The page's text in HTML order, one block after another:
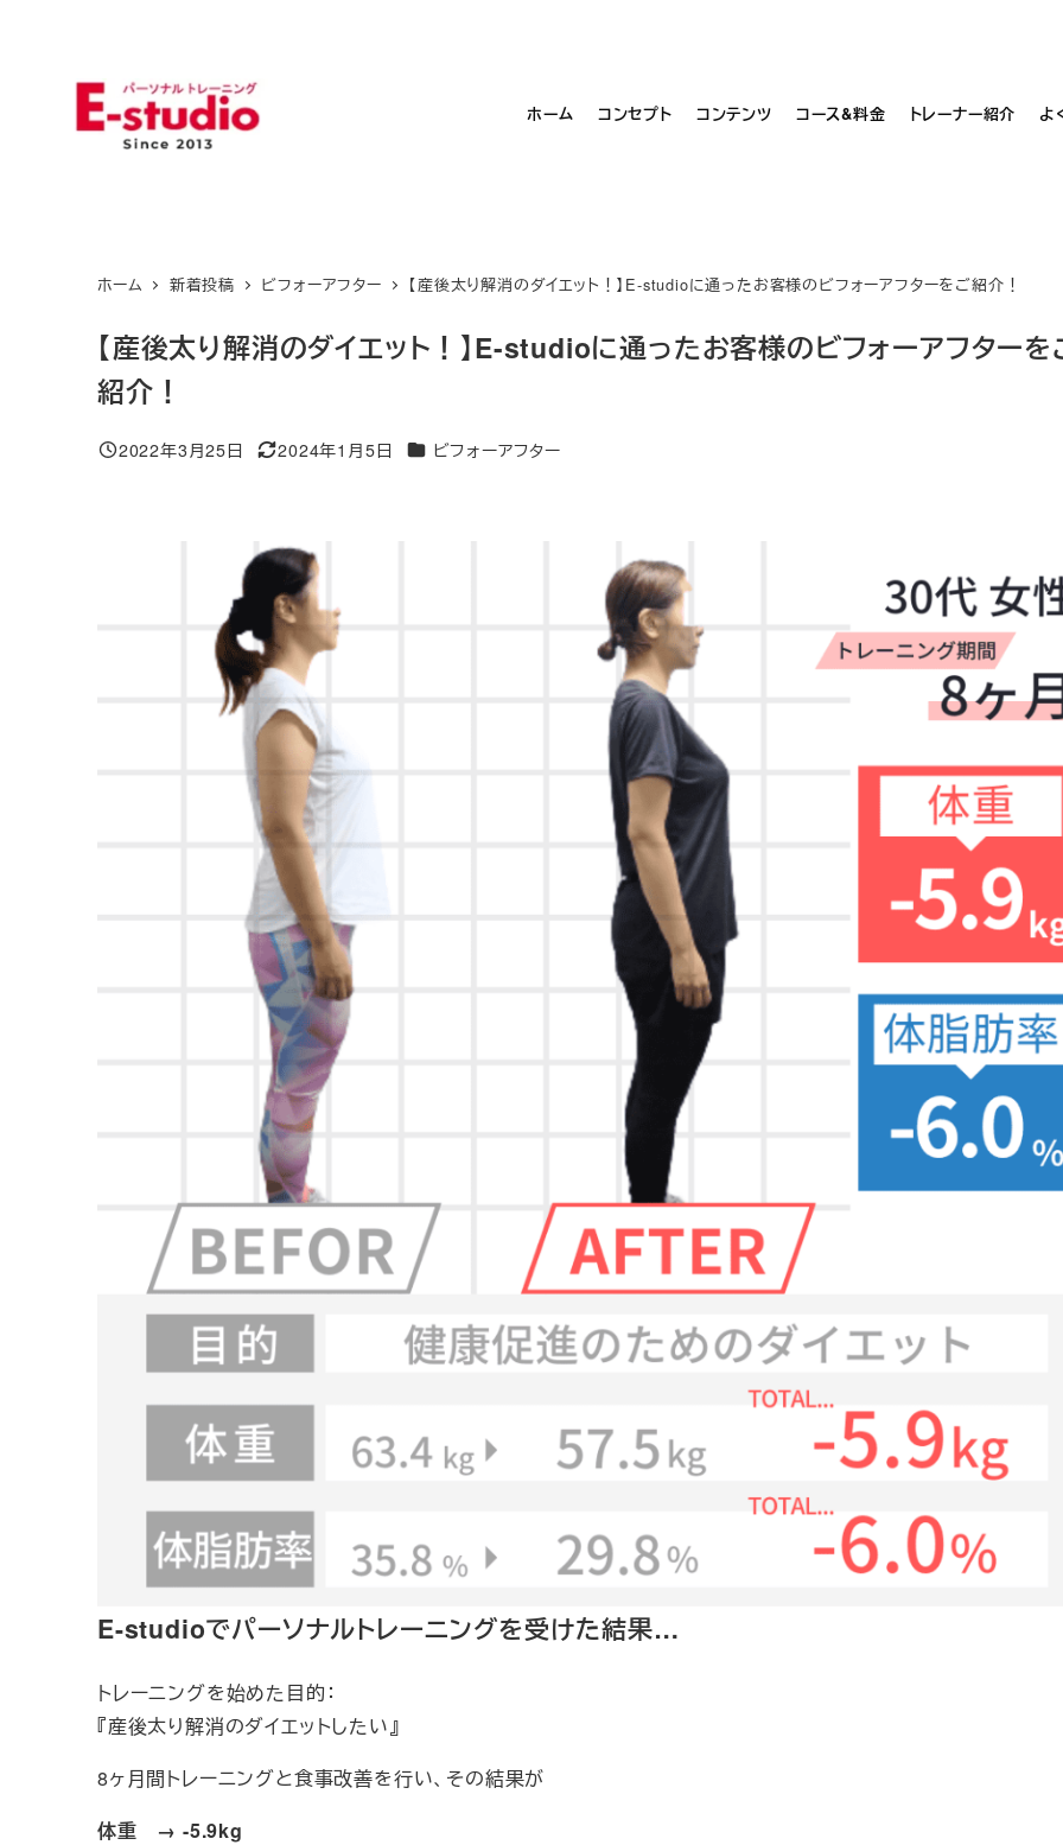
ホーム コンセプト コンテンツ コース&料金 トレーナー紹介 よ
ホーム 新着投稿 ビフォーアフター 【産後太り解消のダイエット！】E-studioに通ったお客様のビフォーアフターをご紹介！
【産後太り解消のダイエット！】E-studioに通ったお客様のビフォーアフターを
紹介！
投稿日
2022年3月25日
更新日
2024年1月5日 カテゴリー
ビフォーアフター
E-studioでパーソナルトレーニングを受けた結果…
トレーニングを始めた目的：
『産後太り解消のダイエットしたい』
8ヶ月間トレーニングと食事改善を行い、その結果が
体重 → -5.9kg